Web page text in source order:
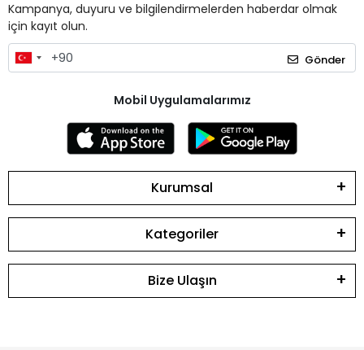
Kampanya, duyuru ve bilgilendirmelerden haberdar olmak
için kayıt olun.
Gönder
Mobil Uygulamalarımız
Kurumsal
Kategoriler
Bize Ulaşın